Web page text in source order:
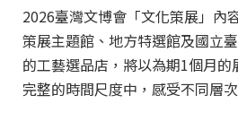
2026臺灣文博會「文化策展」內
策展主題館、地方特選館及國立
的工藝選品店，將以為期1個月
完整的時間尺度中，感受不同層